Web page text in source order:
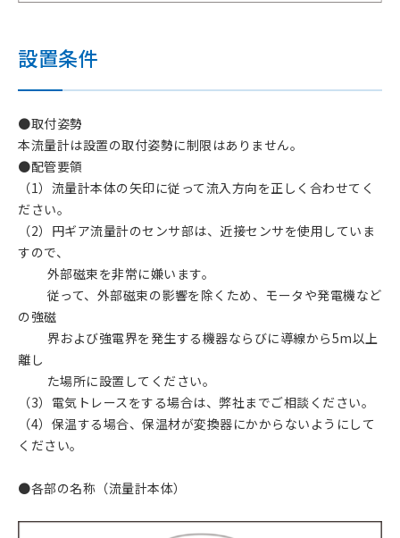
設置条件
●取付姿勢
本流量計は設置の取付姿勢に制限はありません。
●配管要領
（1）流量計本体の矢印に従って流入方向を正しく合わせてく
ださい。
（2）円ギア流量計のセンサ部は、近接センサを使用していま
すので、
外部磁束を非常に嫌います。
従って、外部磁束の影響を除くため、モータや発電機など
の強磁
界および強電界を発生する機器ならびに導線から5m以上
離し
た場所に設置してください。
（3）電気トレースをする場合は、弊社までご相談ください。
（4）保温する場合、保温材が変換器にかからないようにして
ください。
●各部の名称（流量計本体）